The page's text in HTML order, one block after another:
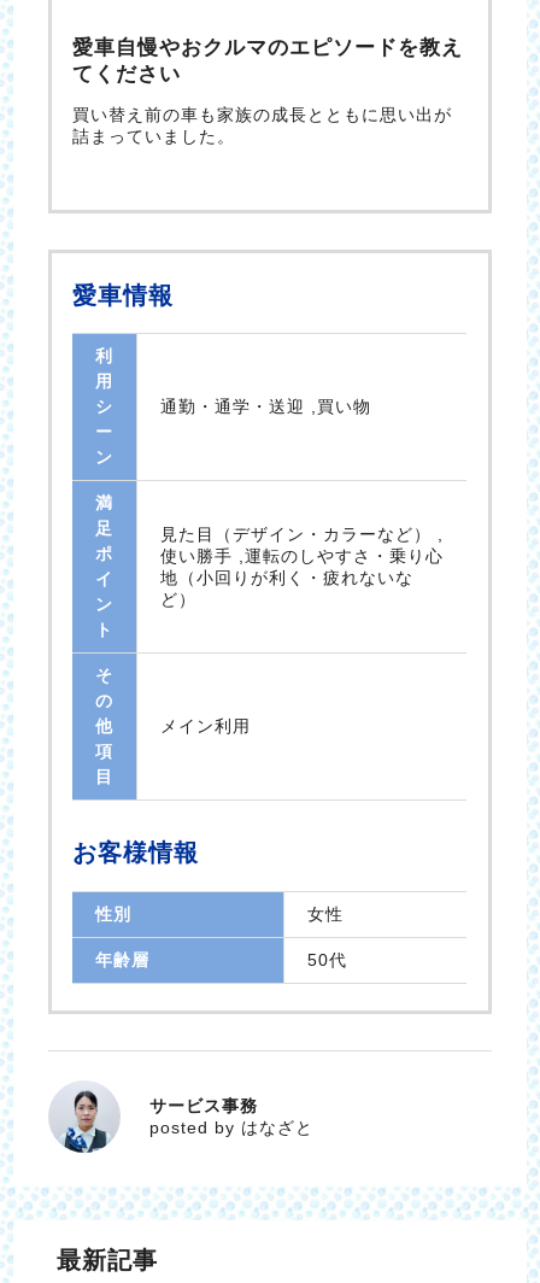
愛車自慢やおクルマのエピソードを教え
てください
買い替え前の車も家族の成長とともに思い出が
詰まっていました。
愛車情報
利
用
シ
ー
ン
通勤・通学・送迎 ,買い物
満
足
ポ
イ
ン
ト
見た目（デザイン・カラーなど） ,
使い勝手 ,運転のしやすさ・乗り心
地（小回りが利く・疲れないな
ど）
そ
の
他
項
目
メイン利用
お客様情報
性別 女性
年齢層 50代
はなざと
サービス事務
posted by はなざと
最新記事